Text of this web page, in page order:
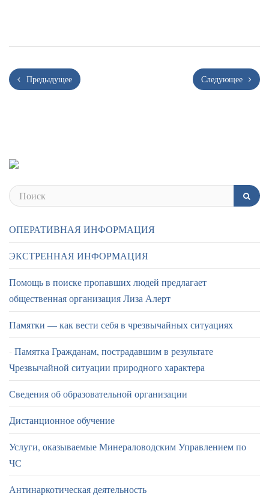
Предыдущее Следующее
ОПЕРАТИВНАЯ ИНФОРМАЦИЯ
ЭКСТРЕННАЯ ИНФОРМАЦИЯ
Помощь в поиске пропавших людей предлагает
общественная организация Лиза Алерт
Памятки — как вести себя в чрезвычайных ситуациях
Памятка Гражданам, пострадавшим в результате
Чрезвычайной ситуации природного характера
Сведения об образовательной организации
Дистанционное обучение
Услуги, оказываемые Минераловодским Управлением по
ЧС
Антинаркотическая деятельность